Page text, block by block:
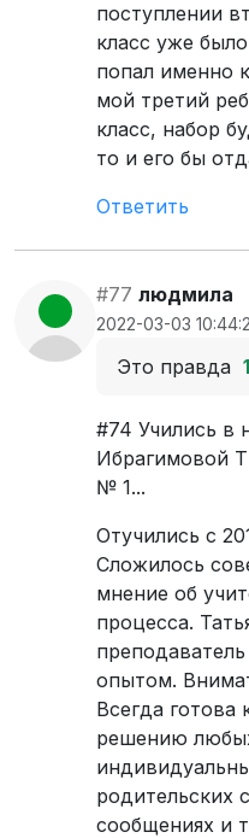
поступлении
класс уже
попал именно
мой третий
класс, набор
то и его бы
Ответить
#77 людмила
2022-03-03
Это правда
#74 Учились в
Ибрагимовой
№ 1...
Отучились с
Сложилось
мнение об
процесса.
опытом.
Всегда готова
решению
родительских
сообщениях и